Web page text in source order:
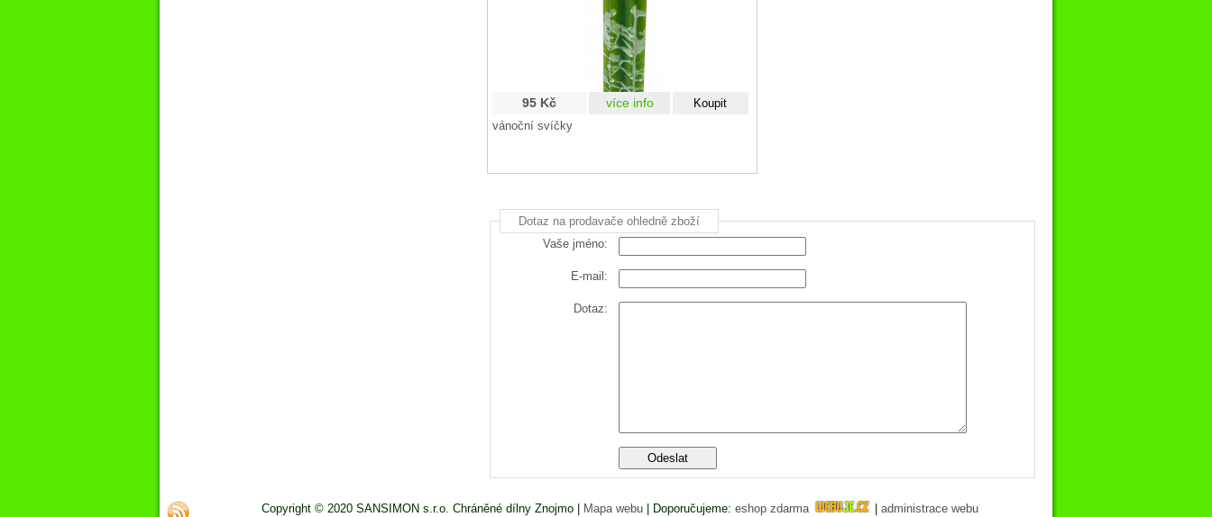
95 Kč více info
vánoční svíčky
Dotaz na prodavače ohledně zboží
Vaše jméno:
E-mail:
Dotaz:
Copyright © 2020 SANSIMON s.r.o. Chráněné dílny Znojmo | Mapa webu| Doporučujeme: eshop zdarma administrace webu